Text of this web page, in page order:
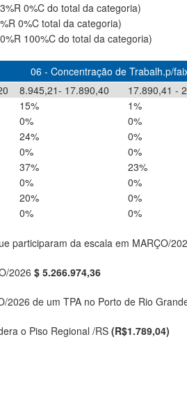
0%C do total da categoria)
0%C total da categoria)
100%C do total da categoria)
06 - Concentração de Trabalh.p/
8.945,21- 17.890,40 17.890,41 -
15% 1%
0% 0%
24% 0%
0% 0%
37% 23%
0% 0%
20% 0%
0% 0%
participaram da escala em MARÇO/
2026 $ 5.266.974,36
2026 de um TPA no Porto de Rio
o Piso Regional /RS (R$1.789,04)